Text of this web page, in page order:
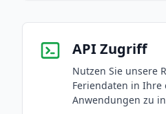
API Zugriff
Nutzen Sie unsere
Feriendaten in Ihre
Anwendungen zu